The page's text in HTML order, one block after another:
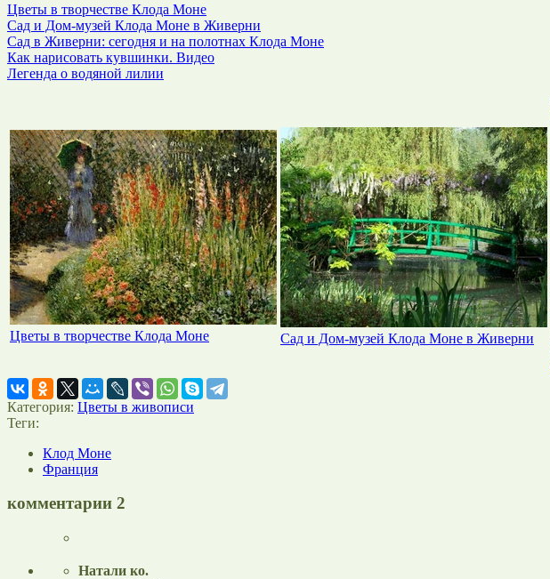
Цветы в творчестве Клода Моне
Сад и Дом-музей Клода Моне в Живерни
Сад в Живерни: сегодня и на полотнах Клода Моне
Как нарисовать кувшинки. Видео
Легенда о водяной лилии
Цветы в творчестве Клода Моне
Сад и Дом-музей Клода Моне в Живерни
Категория: Цветы в живописи
Теги:
Клод Моне
Франция
комментарии 2
Натали ко.